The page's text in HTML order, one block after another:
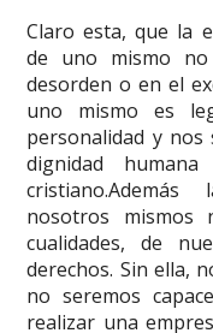
Claro esta, que la
de uno mismo
desorden o en el
uno mismo es
personalidad y
dignidad
nosotros mismos
cualidades, de
derechos. Sin ella,
no seremos
realizar una